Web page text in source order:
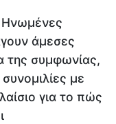
Ηνωμένες
άμεσες
της συμφωνίας,
με
για το πώς